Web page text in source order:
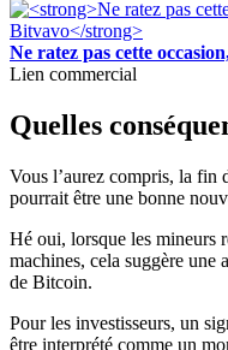
Ne ratez pas cette
Lien commercial
Quelles
Vous l’aurez compris, la fin
pourrait être une bonne
Hé oui, lorsque les mineurs
machines, cela suggère
de Bitcoin.
Pour les investisseurs, un
être interprété comme un